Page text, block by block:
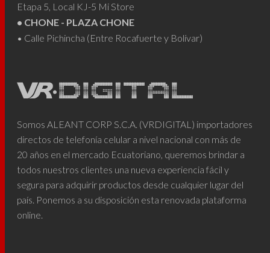
Etapa 5, Local KJ-5 Mi Store
• CHONE - PLAZA CHONE
• Calle Pichincha (Entre Rocafuerte y Bolívar)
Somos ALEANT CORP S.C.A. (VRDIGITAL) importadores
directos de telefonía celular a nivel nacional con más de
20 años en el mercado Ecuatoriano, queremos brindar a
todos nuestros clientes una nueva experiencia fácil y
segura para adquirir productos desde cualquier lugar del
país. Ponemos a su disposición esta renovada plataforma
online.